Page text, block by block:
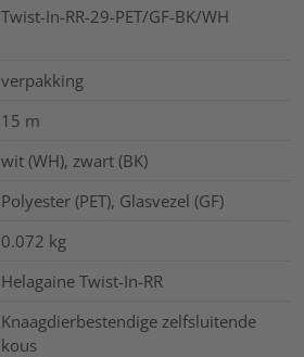
Twist-In-RR-29-PET/GF-BK/WH
verpakking
15 m
wit (WH), zwart (BK)
Polyester (PET), Glasvezel (GF)
0.072 kg
Helagaine Twist-In-RR
Knaagdierbestendige zelfsluitende
kous